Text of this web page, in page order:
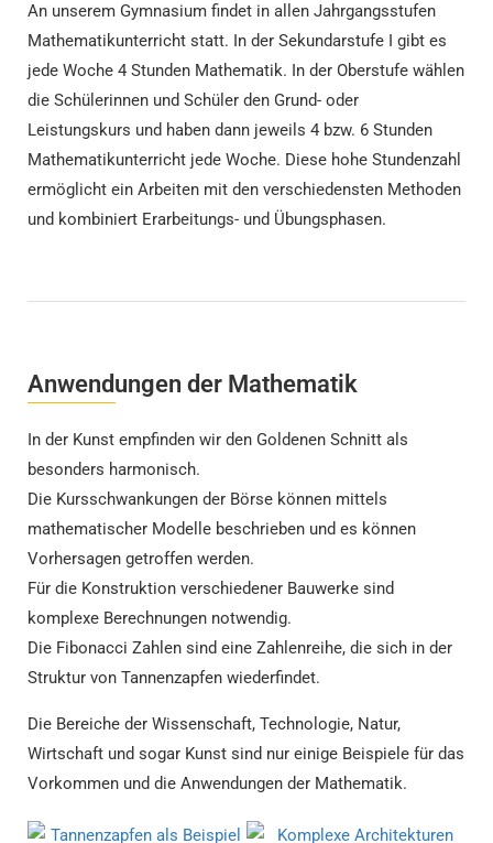
An unserem Gymnasium findet in allen Jahrgangsstufen
Mathematikunterricht statt. In der Sekundarstufe I gibt es
jede Woche 4 Stunden Mathematik. In der Oberstufe wählen
die Schülerinnen und Schüler den Grund- oder
Leistungskurs und haben dann jeweils 4 bzw. 6 Stunden
Mathematikunterricht jede Woche. Diese hohe Stundenzahl
ermöglicht ein Arbeiten mit den verschiedensten Methoden
und kombiniert Erarbeitungs- und Übungsphasen.
Anwendungen der Mathematik
In der Kunst empfinden wir den Goldenen Schnitt als
besonders harmonisch.
Die Kursschwankungen der Börse können mittels
mathematischer Modelle beschrieben und es können
Vorhersagen getroffen werden.
Für die Konstruktion verschiedener Bauwerke sind
komplexe Berechnungen notwendig.
Die Fibonacci Zahlen sind eine Zahlenreihe, die sich in der
Struktur von Tannenzapfen wiederfindet.
Die Bereiche der Wissenschaft, Technologie, Natur,
Wirtschaft und sogar Kunst sind nur einige Beispiele für das
Vorkommen und die Anwendungen der Mathematik.